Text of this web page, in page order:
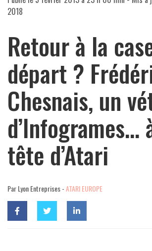
2018
Retour à la
départ ?
Chesnais, un
d’Infogrames…
tête d’Atari
Par Lyon Entreprises -ATARI EUROPE